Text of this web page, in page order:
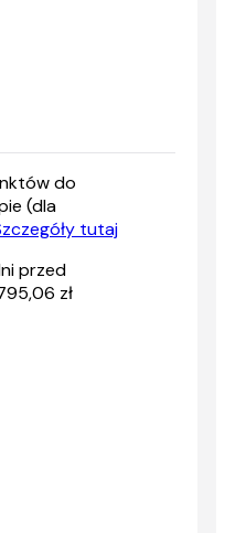
do
(dla
tutaj
przed
zł